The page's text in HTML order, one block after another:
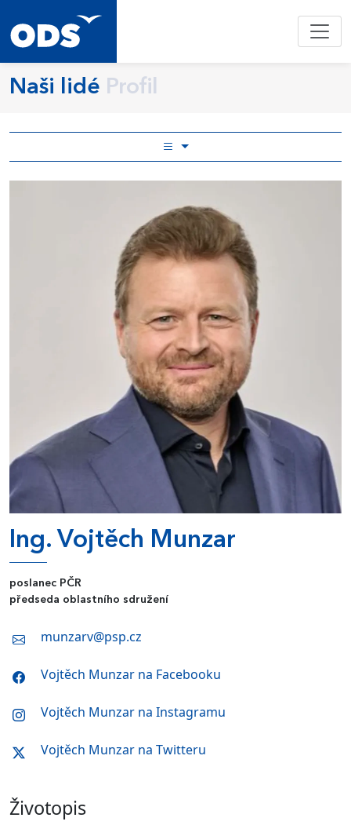
Naši lidé Profil
Ing. Vojtěch Munzar
poslanec PČR
předseda oblastního sdružení
munzarv@psp.cz
Vojtěch Munzar na Facebooku
Vojtěch Munzar na Instagramu
Vojtěch Munzar na Twitteru
Životopis